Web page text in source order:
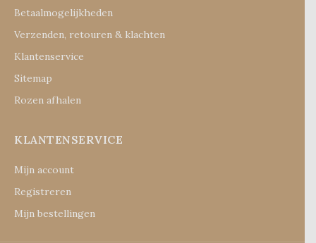
Betaalmogelijkheden
Verzenden, retouren & klachten
Klantenservice
Sitemap
Rozen afhalen
KLANTENSERVICE
Mijn account
Registreren
Mijn bestellingen